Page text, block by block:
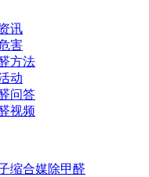
讯
害
方法
动
问答
视频
缩合媒除甲醛